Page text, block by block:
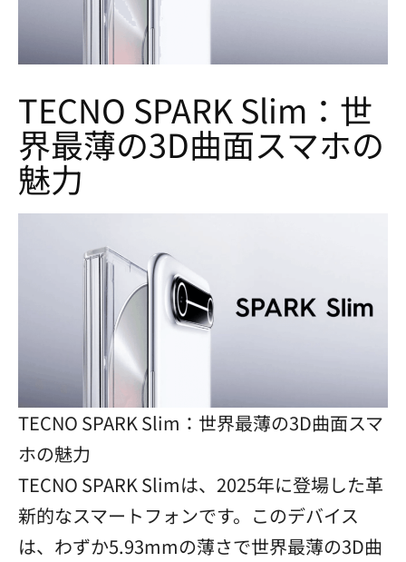
TECNO SPARK Slim：世
界最薄の3D曲面スマホの
魅力
TECNO SPARK Slim：世界最薄の3D曲面スマ
ホの魅力
TECNO SPARK Slimは、2025年に登場した革
新的なスマートフォンです。このデバイス
は、わずか5.93mmの薄さで世界最薄の3D曲